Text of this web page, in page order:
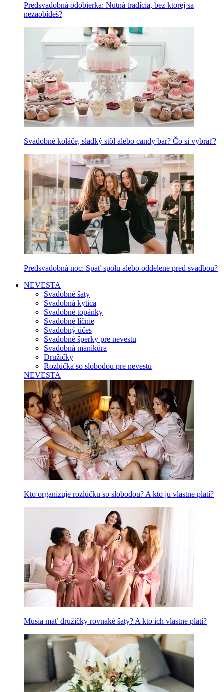
Predsvadobná odobierka: Nutná tradícia, bez ktorej sa
nezaobídeš?
Svadobné koláče, sladký stôl alebo candy bar? Čo si vybrať?
Predsvadobná noc: Spať spolu alebo oddelene pred svadbou?
NEVESTA
Svadobné šaty
Svadobná kytica
Svadobné topánky
Svadobné líčnie
Svadobný účes
Svadobné šperky pre nevestu
Svadobná manikúra
Družičky
Rozlúčka so slobodou pre nevestu
NEVESTA
Kto organizuje rozlúčku so slobodou? A kto ju vlastne platí?
Musia mať družičky rovnaké šaty? A kto ich vlastne platí?